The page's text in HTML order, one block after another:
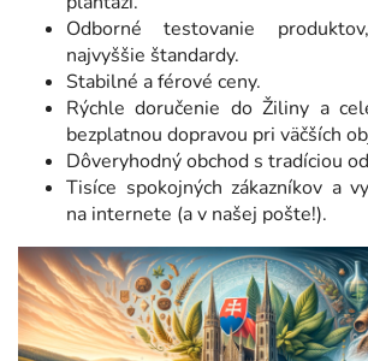
Odborné testovanie
najvyššie štandardy.
Stabilné a férové ceny.
Rýchle doručenie do Žiliny a
bezplatnou dopravou pri väčších
Dôveryhodný obchod s tradíciou
Tisíce spokojných zákazníkov a
na internete (a v našej pošte!).